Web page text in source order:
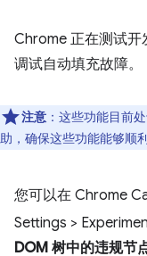
Chrome 正在测试开
调试自动填充故障。
注意 ：这些功能目前
助，确保这些功能能够顺
您可以在 Chrome
Settings >
DOM 树中的违规节